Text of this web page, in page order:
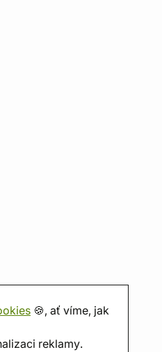
🍪, ať víme, jak
reklamy.